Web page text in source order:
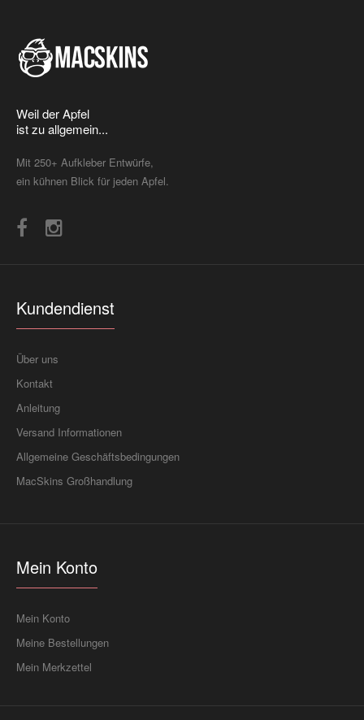
Weil der Apfel
ist zu allgemein...
Mit 250+ Aufkleber Entwürfe,
ein kühnen Blick für jeden Apfel.
Kundendienst
Über uns
Kontakt
Anleitung
Versand Informationen
Allgemeine Geschäftsbedingungen
MacSkins Großhandlung
Mein Konto
Mein Konto
Meine Bestellungen
Mein Merkzettel